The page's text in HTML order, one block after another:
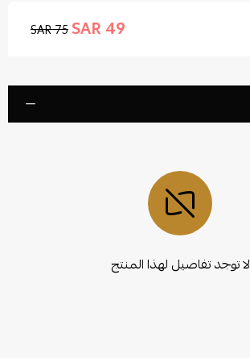
49 SAR
75 SAR
لا توجد تفاصيل لهذا المنتج